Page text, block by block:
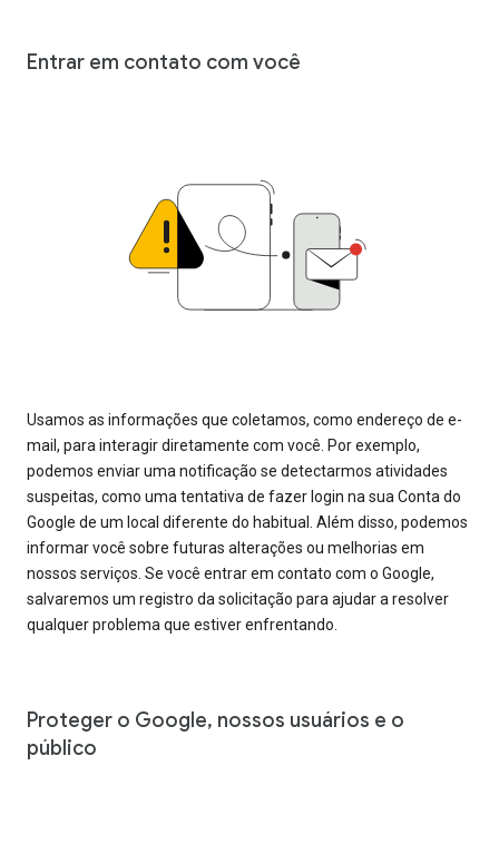
Entrar em contato com você
Usamos as informações que coletamos, como endereço de e-
mail, para interagir diretamente com você. Por exemplo,
podemos enviar uma notificação se detectarmos atividades
suspeitas, como uma tentativa de fazer login na sua Conta do
Google de um local diferente do habitual. Além disso, podemos
informar você sobre futuras alterações ou melhorias em
nossos serviços. Se você entrar em contato com o Google,
salvaremos um registro da solicitação para ajudar a resolver
qualquer problema que estiver enfrentando.
Proteger o Google, nossos usuários e o
público